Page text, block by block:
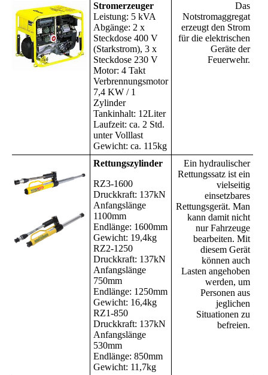
Stromerzeuger
Leistung: 5 kVA
Abgänge: 2 x
Steckdose 400 V
(Starkstrom), 3 x
Steckdose 230 V
Motor: 4 Takt
Verbrennungsmotor
7,4 KW / 1
Zylinder
Tankinhalt: 12Liter
Laufzeit: ca. 2 Std.
unter Volllast
Gewicht: ca. 115kg
Das
Notstromaggregat
erzeugt den Strom
für die elektrischen
Geräte der
Feuerwehr.
Rettungszylinder
RZ3-1600
Druckkraft: 137kN
Anfangslänge
1100mm
Endlänge: 1600mm
Gewicht: 19,4kg
RZ2-1250
Druckkraft: 137kN
Anfangslänge
750mm
Endlänge: 1250mm
Gewicht: 16,4kg
RZ1-850
Druckkraft: 137kN
Anfangslänge
530mm
Endlänge: 850mm
Gewicht: 11,7kg
Ein hydraulischer
Rettungssatz ist ein
vielseitig
einsetzbares
Rettungsgerät. Man
kann damit nicht
nur Fahrzeuge
bearbeiten. Mit
diesem Gerät
können auch
Lasten angehoben
werden, um
Personen aus
jeglichen
Situationen zu
befreien.